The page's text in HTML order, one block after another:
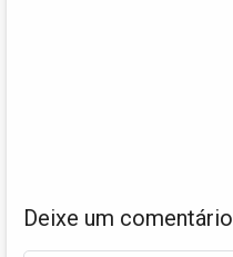
Deixe um comentário